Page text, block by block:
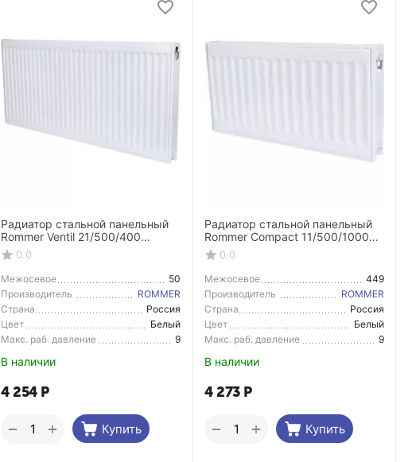
Радиатор стальной панельный
Rommer Ventil 21/500/400
нижнее правое подключение
0.0
Межосевое
расстояние
50
Производитель
ROMMER
Страна
Производитель
Россия
Цвет
Белый
Макс. раб. давление
9
В наличии
4 254 Р
Купить
+
−
Радиатор стальной панельный
Rommer Compact 11/500/1000
боковое подключение
0.0
Межосевое
расстояние
449
Производитель
ROMMER
Страна
Производитель
Россия
Цвет
Белый
Макс. раб. давление
9
В наличии
4 273 Р
Купить
+
−